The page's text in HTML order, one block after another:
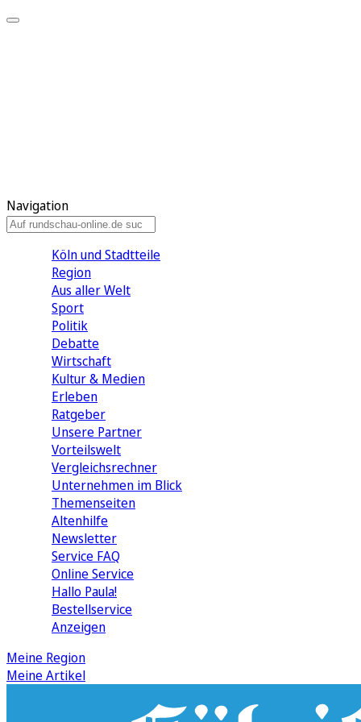
Navigation
Köln und Stadtteile
Region
Aus aller Welt
Sport
Politik
Debatte
Wirtschaft
Kultur & Medien
Erleben
Ratgeber
Unsere Partner
Vorteilswelt
Vergleichsrechner
Unternehmen im Blick
Themenseiten
Altenhilfe
Newsletter
Service FAQ
Online Service
Hallo Paula!
Bestellservice
Anzeigen
Meine Region
Meine Artikel